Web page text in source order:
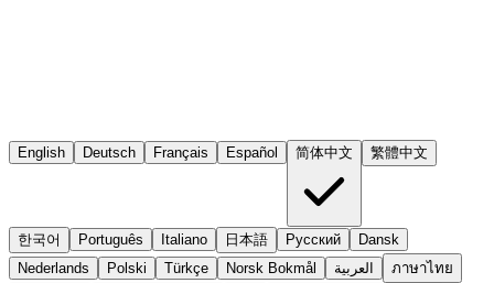
English Deutsch Français Español 简体中文 繁體中文
한국어 Português Italiano 日本語 Русский
Dansk
Nederlands
Polski Türkçe Norsk Bokmål العربية
ภาษาไทย